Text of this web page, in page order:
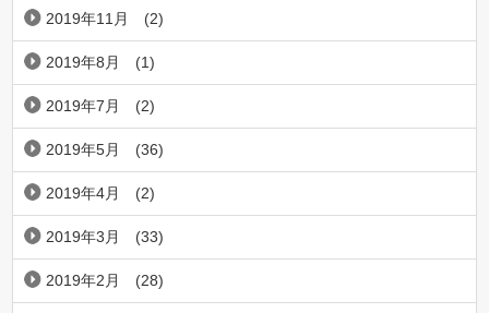
2019年11月 (2)
2019年8月 (1)
2019年7月 (2)
2019年5月 (36)
2019年4月 (2)
2019年3月 (33)
2019年2月 (28)